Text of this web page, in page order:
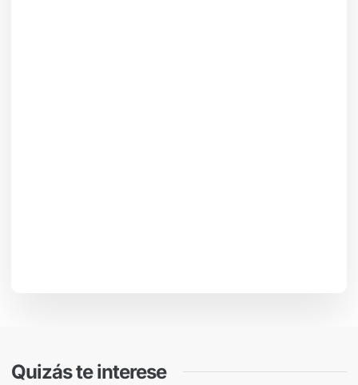
Quizás te interese